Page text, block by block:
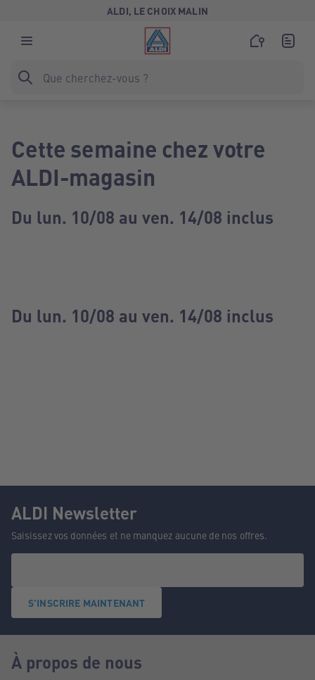
ALDI, LE CHOIX MALIN
Cette semaine chez votre
ALDI-magasin
Du lun. 10/08 au ven. 14/08 inclus
Du lun. 10/08 au ven. 14/08 inclus
ALDI Newsletter
Saisissez vos données et ne manquez aucune de nos offres.
S'INSCRIRE MAINTENANT
À propos de nous